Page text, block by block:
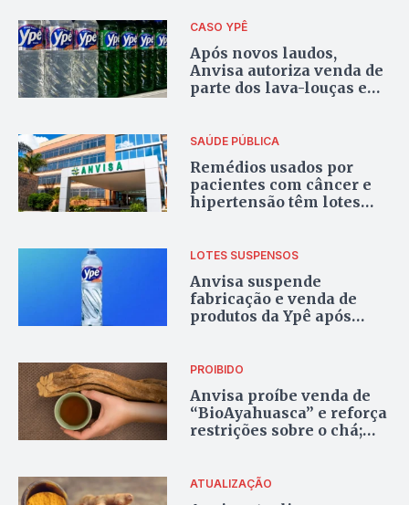
CASO YPÊ
Após novos laudos,
Anvisa autoriza venda de
parte dos lava-louças e
SAÚDE PÚBLICA
Remédios usados por
pacientes com câncer e
hipertensão têm lotes
LOTES SUSPENSOS
Anvisa suspende
fabricação e venda de
produtos da Ypê após
PROIBIDO
Anvisa proíbe venda de
“BioAyahuasca” e reforça
restrições sobre o chá;
ATUALIZAÇÃO